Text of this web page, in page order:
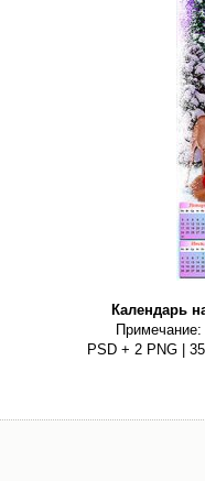
Календарь
PSD + 2 PNG |